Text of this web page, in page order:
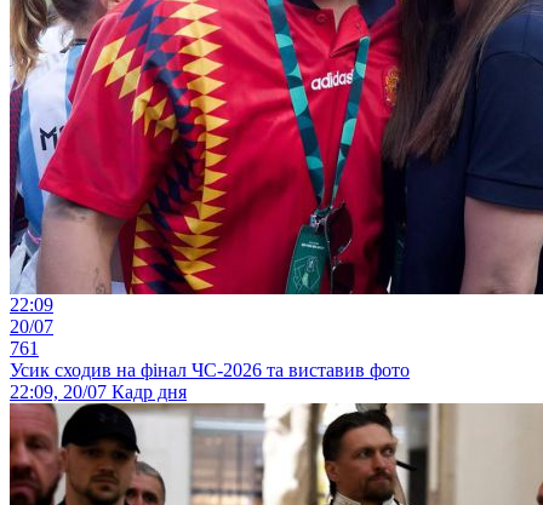
22:09
20/07
761
Усик сходив на фінал ЧС-2026 та виставив фото
22:09, 20/07 Кадр дня